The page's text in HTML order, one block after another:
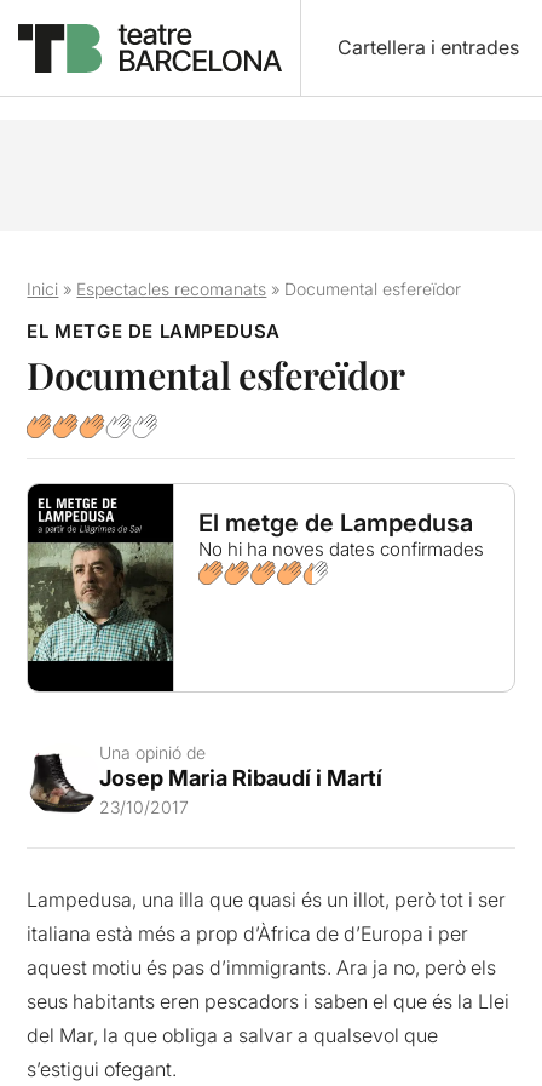
Cartellera i entrades
Inici » Espectacles recomanats » Documental esfereïdor
EL METGE DE LAMPEDUSA
Documental esfereïdor
El metge de Lampedusa
No hi ha noves dates confirmades
Una opinió de
Josep Maria Ribaudí i Martí
23/10/2017
Lampedusa, una illa que quasi és un illot, però tot i ser
italiana està més a prop d’Àfrica de d’Europa i per
aquest motiu és pas d’immigrants. Ara ja no, però els
seus habitants eren pescadors i saben el que és la Llei
del Mar, la que obliga a salvar a qualsevol que
s’estigui ofegant.